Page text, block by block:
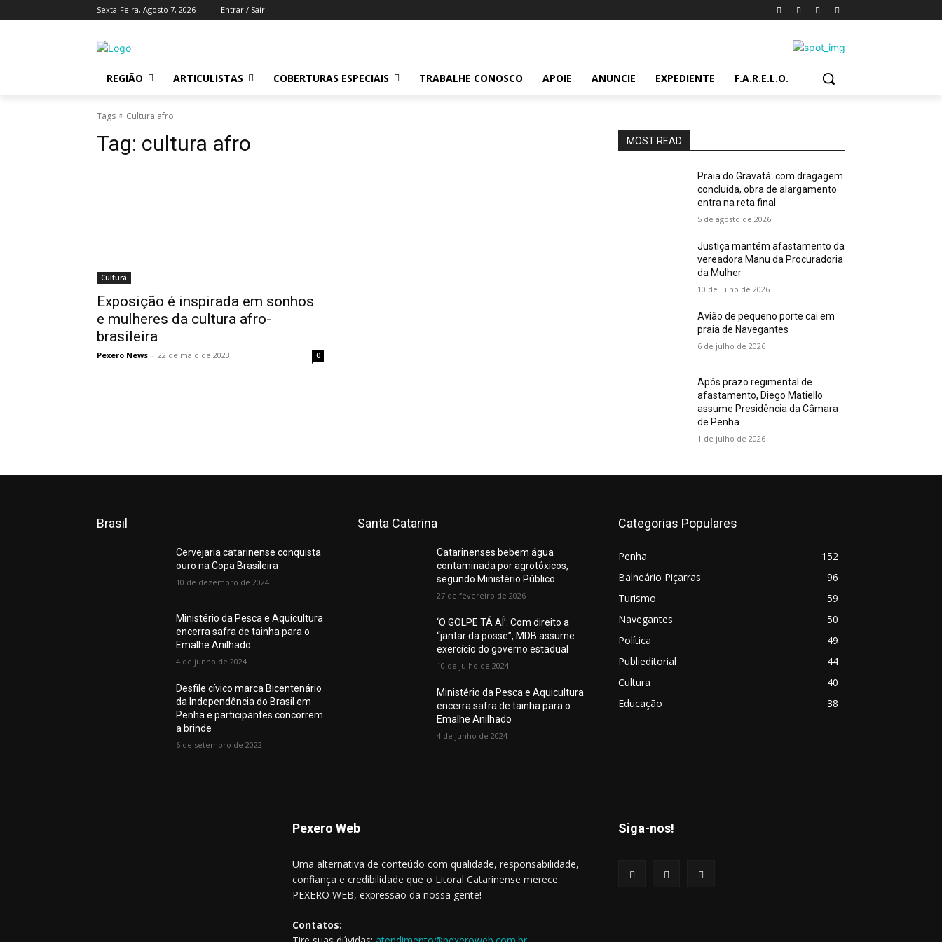
Sexta-Feira, Agosto 7, 2026 Entrar / Sair
REGIÃO ARTICULISTAS COBERTURAS ESPECIAIS TRABALHE CONOSCO APOIE ANUNCIE EXPEDIENTE F.A.R.E.L.O.
Tags Cultura afro
Tag: cultura afro
Cultura
Exposição é inspirada em sonhos
e mulheres da cultura afro-
brasileira
Pexero News - 22 de maio de 2023 0
MOST READ
Praia do Gravatá: com dragagem
concluída, obra de alargamento
entra na reta final
5 de agosto de 2026
Justiça mantém afastamento da
vereadora Manu da Procuradoria
da Mulher
10 de julho de 2026
Avião de pequeno porte cai em
praia de Navegantes
6 de julho de 2026
Após prazo regimental de
afastamento, Diego Matiello
assume Presidência da Câmara
de Penha
1 de julho de 2026
Brasil
Cervejaria catarinense conquista
ouro na Copa Brasileira
10 de dezembro de 2024
Ministério da Pesca e Aquicultura
encerra safra de tainha para o
Emalhe Anilhado
4 de junho de 2024
Desfile cívico marca Bicentenário
da Independência do Brasil em
Penha e participantes concorrem
a brinde
6 de setembro de 2022
Santa Catarina
Catarinenses bebem água
contaminada por agrotóxicos,
segundo Ministério Público
27 de fevereiro de 2026
‘O GOLPE TÁ AÍ’: Com direito a
“jantar da posse”, MDB assume
exercício do governo estadual
10 de julho de 2024
Ministério da Pesca e Aquicultura
encerra safra de tainha para o
Emalhe Anilhado
4 de junho de 2024
Categorias Populares
Penha
152
Balneário Piçarras
96
Turismo
59
Navegantes
50
Política
49
Publieditorial
44
Cultura
40
Educação
38
Pexero Web
Uma alternativa de conteúdo com qualidade, responsabilidade,
confiança e credibilidade que o Litoral Catarinense merece.
PEXERO WEB, expressão da nossa gente!
Contatos:
Siga-nos!